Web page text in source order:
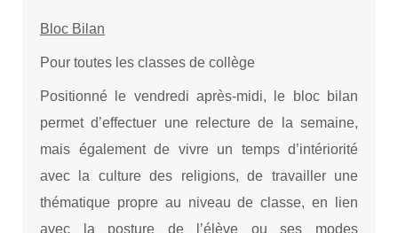
Bloc Bilan
Pour toutes les classes de collège
Positionné le vendredi après-midi, le bloc bilan
permet d’effectuer une relecture de la semaine,
mais également de vivre un temps d’intériorité
avec la culture des religions, de travailler une
thématique propre au niveau de classe, en lien
avec la posture de l’élève ou ses modes